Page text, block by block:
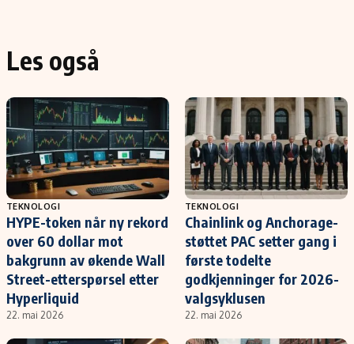
Les også
TEKNOLOGI
HYPE-token når ny rekord
over 60 dollar mot
bakgrunn av økende Wall
Street-etterspørsel etter
Hyperliquid
22. mai 2026
TEKNOLOGI
Chainlink og Anchorage-
støttet PAC setter gang i
første todelte
godkjenninger for 2026-
valgsyklusen
22. mai 2026